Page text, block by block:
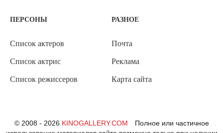
ПЕРСОНЫ
Список актеров
Список актрис
Список режиссеров
РАЗНОЕ
Почта
Реклама
Карта сайта
© 2008 - 2026 KINOGALLERY.COM
Полное или частичное